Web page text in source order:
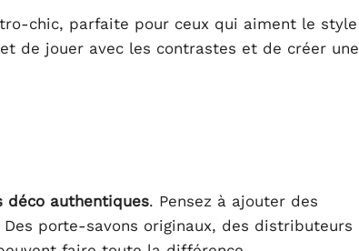
chic, parfaite pour ceux qui aiment le style
de jouer avec les contrastes et de créer une
déco authentiques. Pensez à ajouter des
porte-savons originaux, des distributeurs